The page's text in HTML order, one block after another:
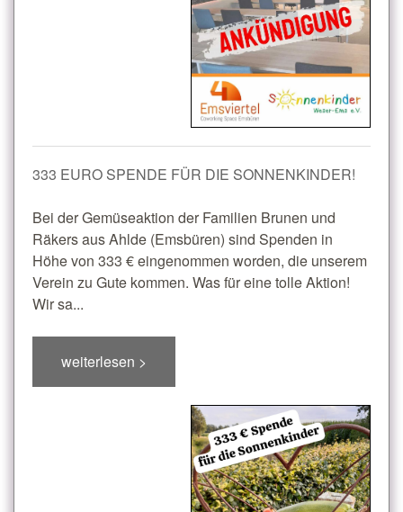
333 EURO SPENDE FÜR DIE SONNENKINDER!
Bei der Gemüseaktion der Familien Brunen und
Räkers aus Ahlde (Emsbüren) sind Spenden in
Höhe von 333 € eingenommen worden, die unserem
Verein zu Gute kommen. Was für eine tolle Aktion!
Wir sa...
weiterlesen >